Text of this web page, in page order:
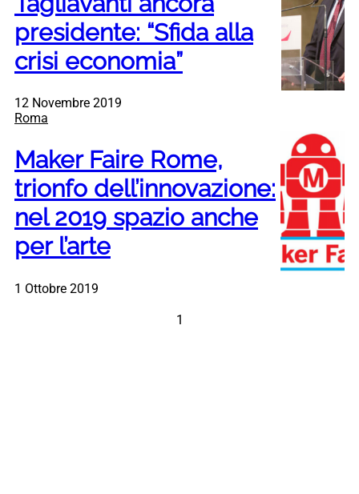
presidente: “Sfida alla
crisi economia”
12 Novembre 2019
Roma
Maker Faire Rome,
trionfo dell’innovazione:
nel 2019 spazio anche
per l’arte
1 Ottobre 2019
1